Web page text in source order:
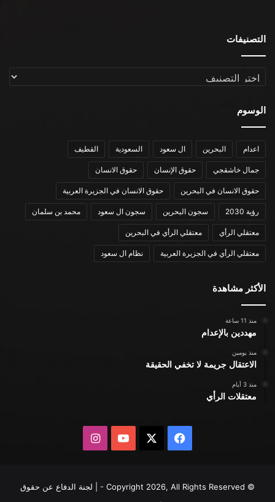
التصنيفات
التصنيفات
الوسوم
اعدام البحرين ال سعود السعودية القطيف
جمال خاشقجي حقوق الإنسان حقوق الانسان
حقوق الانسان في البحرين حقوق الانسان في الجزيرة العربية
رؤية 2030 سجون البحرين سجون ال سعود محمد بن سلمان
معتقلي الرأي معتقلي الرأي في البحرين
معتقلي الرأي في الجزيرة العربية نظام ال سعود
الأكثر مشاهدة
منذ 11 ساعة
مهددين بالإعدام
منذ يومين
الاعتقال جريمة لا تخفي الحقيقة
منذ 3 أيام
معتقلات الرأي
فيسبوك يوتيوبانستقرام
© Copyright 2026, All Rights Reserved - | لجنة الدفاع عن حقوق